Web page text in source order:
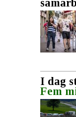
I dag
Fem